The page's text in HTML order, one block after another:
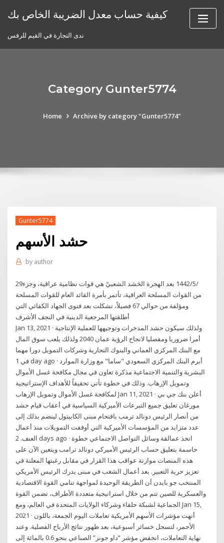
كيفية حساب معدل الضريبة الخاص بك
ندى التجارة في القيم للرفس
Category Gunter5774
Home Archive by category "Gunter5774"
Gunter5774
حشد الأسهم
by author
29‏‏/5‏‏/1442 بعد الهجرة الحَشد الشعبيّ هي قوات نظامية عراقية، وجزء
من القوات المسلحة العراقية، تأتمر بأمرة القائد العام للقوات المسلحة
ومؤلفة من حوالي 67 فصيلاً، تشكلت بعد فتوى الجهاد الكفائي التي
أطلقتها المرجعية الدينية في النجف الأشرف
Jan 13, 2021 · ولذلك سيكون حشد المدخرات وتوجيهها للعملية الإنتاجية
أمرا ضروريا ومفصليا لانجاح الرؤية عمان 2040 ولذلك يلعب سوق المال
مع البنك المركزي العماني والبنوك التجارية وشركات التمويل دورا مهما
في 1 day ago · أبرم البنك المركزي السعودي "ساما" مع وزارة الموارد
البشرية والتنمية الاجتماعية مذكرة تعاون في مجال مكافحة غسل الأموال
وتمويل الإرهاب. وذلك في خطوة تأتي تحقيقاً للأهداف الإستراتيجية
لمكافحة غسل الأموال وتمويل الإرهاب Jan 11, 2021 · أعلن بنك جي بي
مورغان تعليق جميع التبرعات الأميركية السياسية في أعقاب قيام حشد
من أنصار الرئيس دونالد ترمب باقتحام مبنى الكابيتول لينضم بذلك إلى
عدد متزايد من المؤسسات الأميركية التي أوقفت التمويلات منذ أعمال
العنف. 2 days ago · اتخذ عمالقة وسائل التواصل الاجتماعي خطوة
حاسمة بتعليق حساب الرئيس الأميركي دونالد ترامب ويتعين الآن على
هذه المنصات موازنة عواقب هذا القرار في مقابل رغبتها المعلنة في
تعزيز حرية التعبير. بعد أعمال الشغب في مبنى يدرك الرئيس الأمريكي
المنتخب جو بايدن أن الطريقة الوحيدة لمواجهة تنامي القوة الاقتصادية
والعسكرية للصين تتم من خلال استراتيجية متعددة الأطراف، تضمن القوة
الجماعية لشبكة حلفاء وشركاء الولايات المتحدة في العالم، ومع Jan 15,
2021 · أنهت مؤشرات الأسهم الأمريكية تعاملات اليوم الجمعة، باللون
الأحمر، لتسجل ‏خسائر أسبوعية، بعد ظهور نتائج الأرباح الفصلية.‏ وعند
نهاية التعاملات، انخفض مؤشر “داو جونز” الصناعي بنحو 0.6 بالمائة ‏إلى